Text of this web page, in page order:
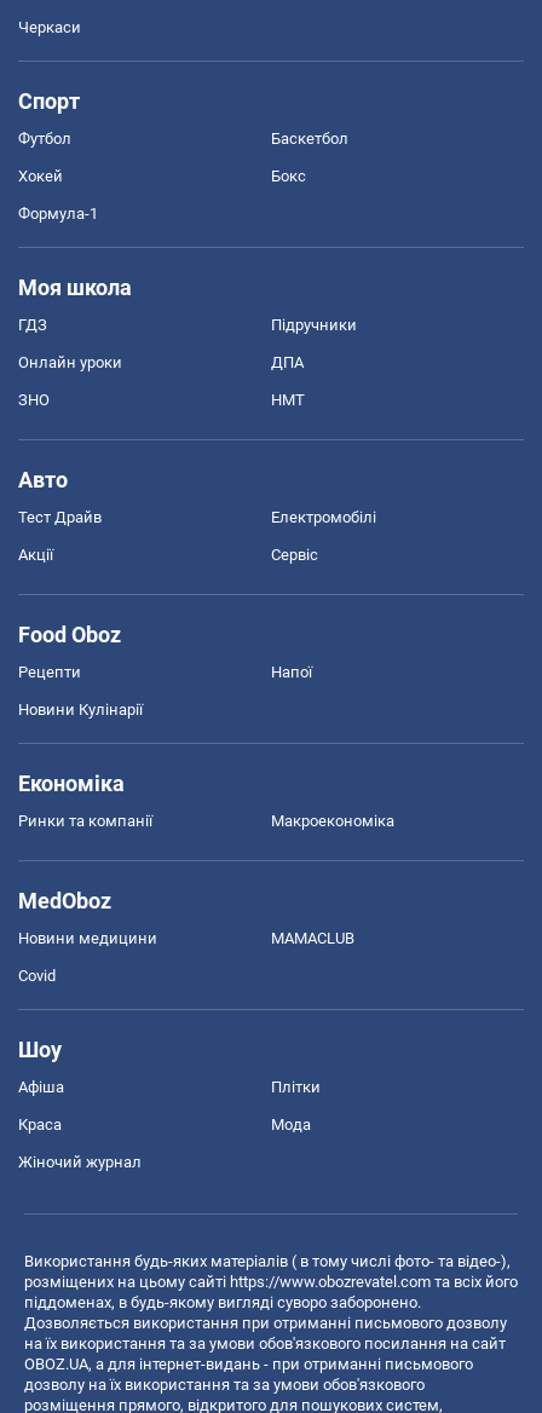
Черкаси
Спорт
Футбол Баскетбол
Хокей Бокс
Формула-1
Моя школа
ГДЗ Підручники
Онлайн уроки ДПА
ЗНО НМТ
Авто
Тест Драйв Електромобілі
Акції Сервіс
Food Oboz
Рецепти Напої
Новини Кулінарії
Економіка
Ринки та компанії Макроекономіка
MedOboz
Новини медицини MAMACLUB
Covid
Шоу
Афіша Плітки
Краса Мода
Жіночий журнал
Використання будь-яких матеріалів ( в тому числі фото- та відео-),
розміщених на цьому сайті https://www.obozrevatel.com та всіх його
піддоменах, в будь-якому вигляді суворо заборонено.
Дозволяється використання при отриманні письмового дозволу
на їх використання та за умови обов'язкового посилання на сайт
OBOZ.UA, а для інтернет-видань - при отриманні письмового
дозволу на їх використання та за умови обов'язкового
розміщення прямого, відкритого для пошукових систем,